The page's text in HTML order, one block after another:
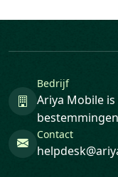
Bedrijf
Ariya Mobile
Contact